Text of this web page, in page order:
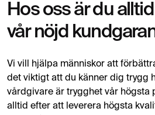
Hos oss är du
vår nöjd
Vi vill hjälpa människor att
det viktigt att du känner dig trygg
vårdgivare är trygghet vår högsta
alltid efter att leverera högsta